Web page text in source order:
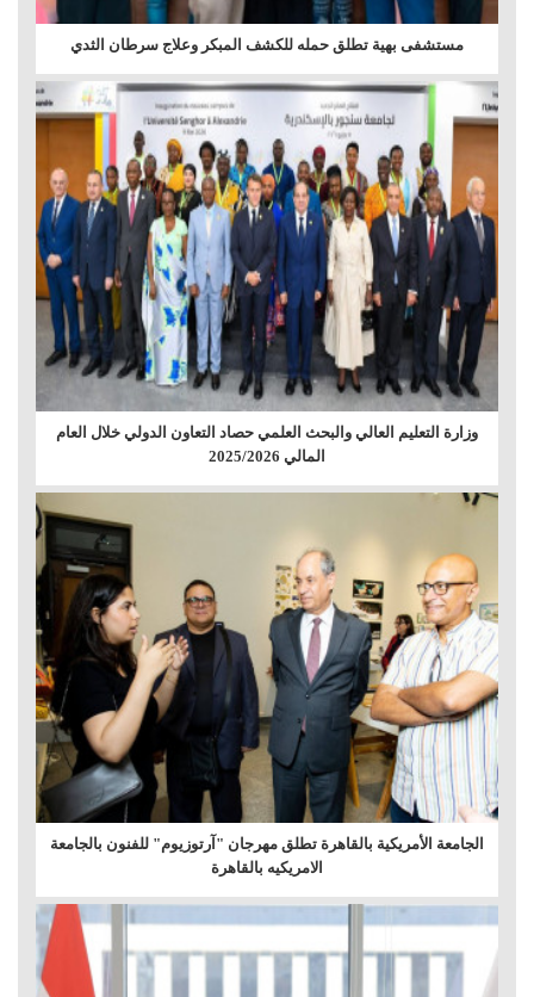
مستشفى بهية تطلق حمله للكشف المبكر وعلاج سرطان الثدي
وزارة التعليم العالي والبحث العلمي حصاد التعاون الدولي خلال العام
المالي 2025/2026
الجامعة الأمريكية بالقاهرة تطلق مهرجان "آرتوزيوم" للفنون بالجامعة
الامريكيه بالقاهرة